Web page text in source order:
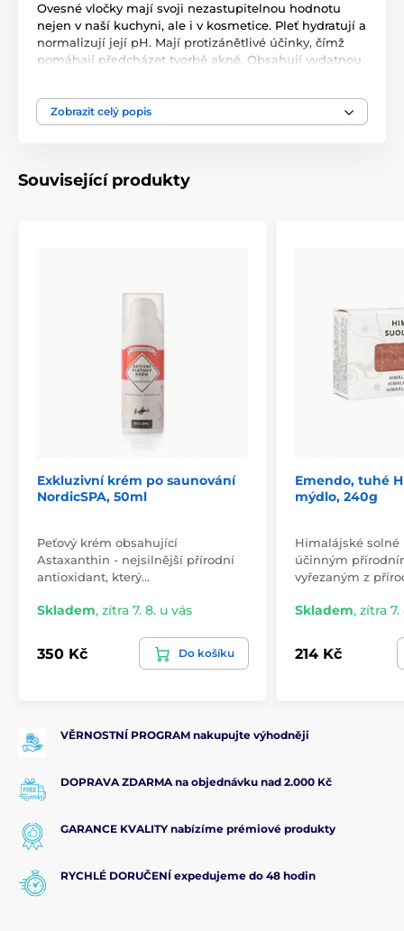
Ovesné vločky mají svoji nezastupitelnou hodnotu
nejen v naší kuchyni, ale i v kosmetice. Pleť hydratují a
normalizují její pH. Mají protizánětlivé účinky, čímž
pomáhají předcházet tvorbě akné. Obsahují vydatnou
Zobrazit celý popis
Související produkty
Exkluzivní krém po saunování
NordicSPA, 50ml
Peťový krém obsahující
Astaxanthin - nejsilnější přírodní
antioxidant, který…
Skladem, zítra 7. 8. u vás
350 Kč Do košíku
Emendo, tuhé
mýdlo, 240g
Himalájské solné
účinným
vyřezaným z
Skladem, zítra 7.
214 Kč
VĚRNOSTNÍ PROGRAM nakupujte výhodněji
DOPRAVA ZDARMA na objednávku nad 2.000 Kč
GARANCE KVALITY nabízíme prémiové produkty
RYCHLÉ DORUČENÍ expedujeme do 48 hodin